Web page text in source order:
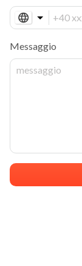
Messaggio